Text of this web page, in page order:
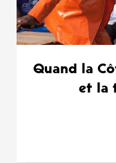
Quand la
et la